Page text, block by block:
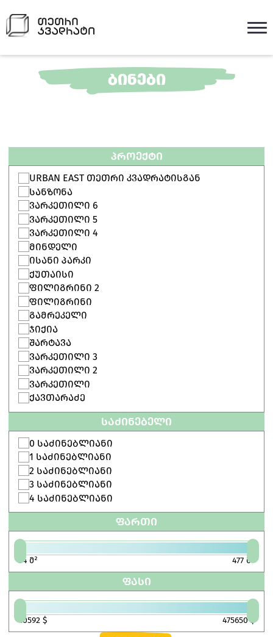
ᲑᲘᲜᲔᲑᲘ
ᲞᲠᲝᲔᲥᲢᲘ
URBAN EAST ᲗᲔᲗᲠᲘ ᲙᲕᲐᲓᲠᲐᲢᲘᲡᲒᲐᲜ
ᲡᲐᲜᲖᲝᲜᲐ
ᲕᲐᲠᲙᲔᲗᲘᲚᲘ 6
ᲕᲐᲠᲙᲔᲗᲘᲚᲘ 5
ᲕᲐᲠᲙᲔᲗᲘᲚᲘ 4
ᲛᲘᲜᲓᲔᲚᲘ
ᲘᲡᲐᲜᲘ ᲞᲐᲠᲙᲘ
ᲥᲣᲗᲐᲘᲡᲘ
ᲤᲘᲚᲘᲒᲠᲘᲜᲘ 2
ᲤᲘᲚᲘᲒᲠᲘᲜᲘ
ᲒᲐᲛᲠᲔᲙᲔᲚᲘ
ᲯᲘᲥᲘᲐ
ᲨᲐᲠᲢᲐᲕᲐ
ᲕᲐᲠᲙᲔᲗᲘᲚᲘ 3
ᲕᲐᲠᲙᲔᲗᲘᲚᲘ 2
ᲕᲐᲠᲙᲔᲗᲘᲚᲘ
ᲥᲐᲕᲗᲐᲠᲐᲫᲔ
ᲡᲐᲫᲘᲜᲔᲑᲔᲚᲘ
0 ᲡᲐᲫᲘᲜᲔᲑᲚᲘᲐᲜᲘ
1 ᲡᲐᲫᲘᲜᲔᲑᲚᲘᲐᲜᲘ
2 ᲡᲐᲫᲘᲜᲔᲑᲚᲘᲐᲜᲘ
3 ᲡᲐᲫᲘᲜᲔᲑᲚᲘᲐᲜᲘ
4 ᲡᲐᲫᲘᲜᲔᲑᲚᲘᲐᲜᲘ
ᲤᲐᲠᲗᲘ
34 მ² 477 მ²
ᲤᲐᲡᲘ
40592 $ 475650$